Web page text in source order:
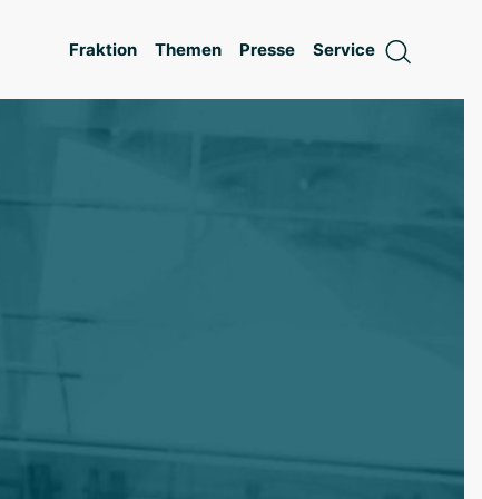
Fraktion Themen Presse Service